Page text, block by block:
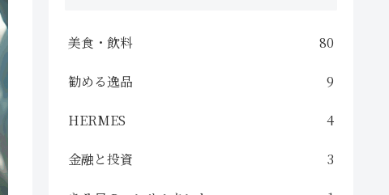
美食・飲料 80
勧める逸品 9
HERMES 4
金融と投資 3